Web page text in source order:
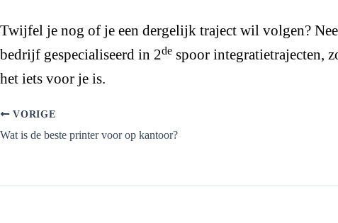
Twijfel je nog of je een dergelijk traject wil volgen?
bedrijf gespecialiseerd in 2de spoor integratietrajecten,
het iets voor je is.
VORIGE
Wat is de beste printer voor op kantoor?